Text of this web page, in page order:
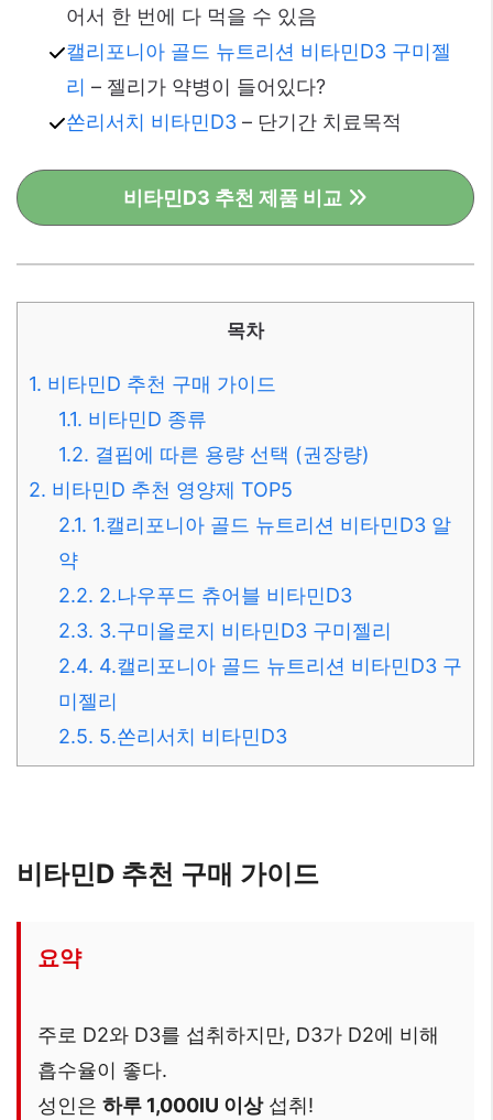
어서 한 번에 다 먹을 수 있음
캘리포니아 골드 뉴트리션 비타민D3 구미젤
리 – 젤리가 약병이 들어있다?
쏜리서치 비타민D3– 단기간 치료목적
비타민D3 추천 제품 비교
목차
1. 비타민D 추천 구매 가이드
1.1. 비타민D 종류
1.2. 결핍에 따른 용량 선택 (권장량)
2. 비타민D 추천 영양제 TOP5
2.1. 1.캘리포니아 골드 뉴트리션 비타민D3 알
약
2.2. 2.나우푸드 츄어블 비타민D3
2.3. 3.구미올로지 비타민D3 구미젤리
2.4. 4.캘리포니아 골드 뉴트리션 비타민D3 구
미젤리
2.5. 5.쏜리서치 비타민D3
비타민D 추천 구매 가이드
요약
주로 D2와 D3를 섭취하지만, D3가 D2에 비해
흡수율이 좋다.
성인은 하루 1,000IU 이상섭취!